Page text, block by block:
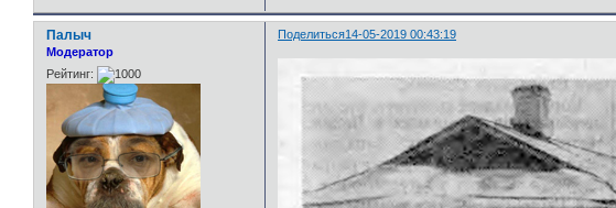
Поделиться14-05-2019 00:43:19
Палыч
Модератор
Рейтинг: